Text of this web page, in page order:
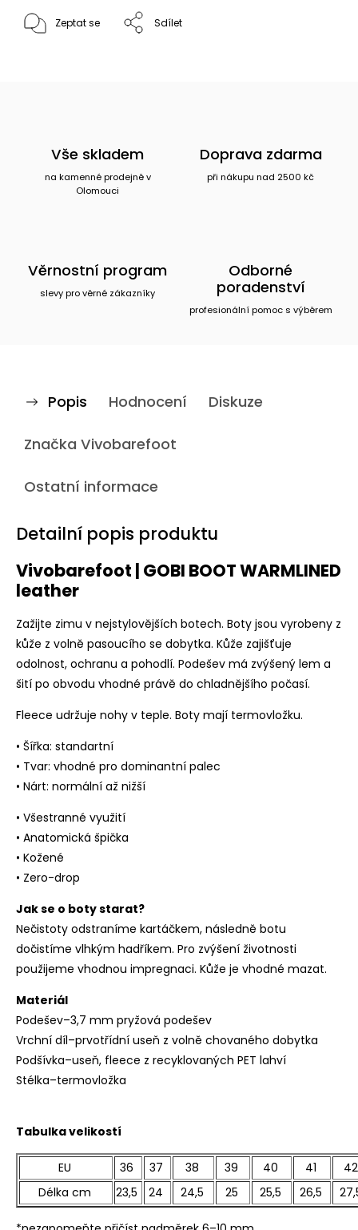
Zeptat se Sdílet
Vše skladem
na kamenné prodejně v
Olomouci
Doprava zdarma
při nákupu nad 2500 kč
Věrnostní program
slevy pro věrné zákazníky
Odborné
poradenství
profesionální pomoc s výběrem
Popis Hodnocení Diskuze
Značka Vivobarefoot
Ostatní informace
Detailní popis produktu
Vivobarefoot | GOBI BOOT WARMLINED
leather
Zažijte zimu v nejstylovějších botech. Boty jsou vyrobeny z
kůže z volně pasoucího se dobytka. Kůže zajišťuje
odolnost, ochranu a pohodlí. Podešev má zvýšený lem a
šití po obvodu vhodné právě do chladnějšího počasí.
Fleece udržuje nohy v teple. Boty mají termovložku.
• Šířka: standartní
• Tvar: vhodné pro dominantní palec
• Nárt: normální až nižší
• Všestranné využití
• Anatomická špička
• Kožené
• Zero-drop
Jak se o boty starat?
Nečistoty odstraníme kartáčkem, následně botu
dočistíme vlhkým hadříkem. Pro zvýšení životnosti
použijeme vhodnou impregnaci. Kůže je vhodné mazat.
Materiál
Podešev–3,7 mm pryžová podešev
Vrchní díl–prvotřídní useň z volně chovaného dobytka
Podšívka–useň, fleece z recyklovaných PET lahví
Stélka–termovložka
Tabulka velikostí
EU 36 37 38 39 40 41
42
Délka cm
23,5 24 24,5 25 25,5 26,5